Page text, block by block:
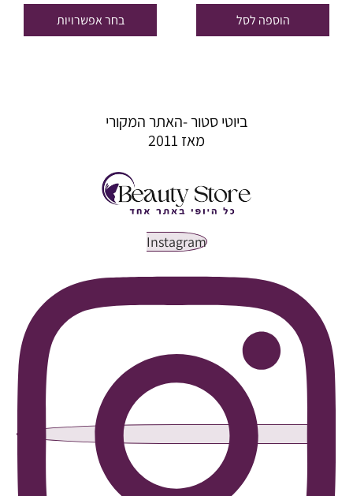
היה:
₪76.00.
הוא:
הוספה לסל
⁦₪110.50⁩
בחר אפשרויות
ביוטי סטור -האתר המקורי
מאז 2011
Instagram